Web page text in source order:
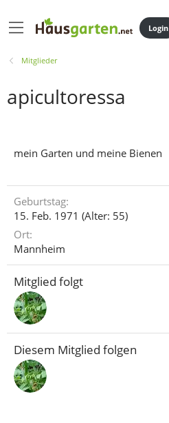
Login
Mitglieder
apicultoressa
mein Garten und meine Bienen
Geburtstag
15. Feb. 1971 (Alter: 55)
Ort
Mannheim
Mitglied folgt
Diesem Mitglied folgen